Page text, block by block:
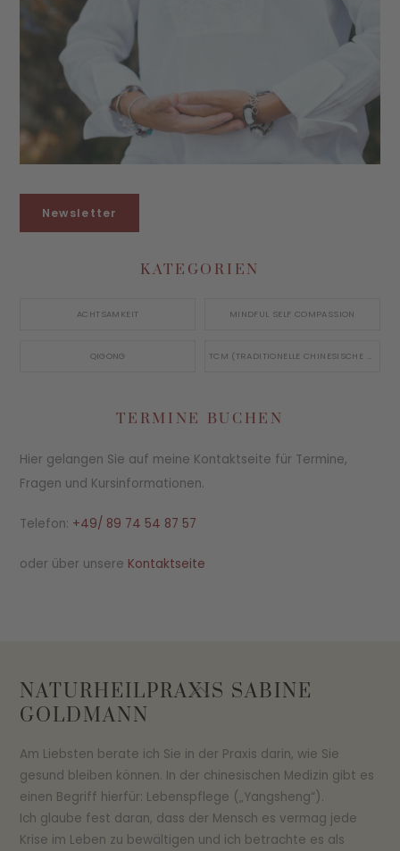
Newsletter
KATEGORIEN
ACHTSAMKEIT MINDFUL SELF COMPASSION
QIGONG TCM (TRADITIONELLE CHINESISCHE MEDIZIN)
TERMINE BUCHEN
Hier gelangen Sie auf meine Kontaktseite für Termine,
Fragen und Kursinformationen.
Telefon: +49/ 89 74 54 87 57
oder über unsere Kontaktseite
Back
NATURHEILPRAXIS SABINE
GOLDMANN
Am Liebsten berate ich Sie in der Praxis darin, wie Sie
gesund bleiben können. In der chinesischen Medizin gibt es
einen Begriff hierfür: Lebenspflege („Yangsheng“).
Ich glaube fest daran, dass der Mensch es vermag jede
Krise im Leben zu bewältigen und ich betrachte es als